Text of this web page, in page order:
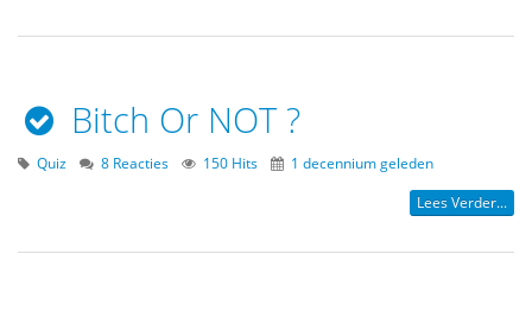
Bitch Or NOT ?
Quiz 8 Reacties 150 Hits 1 decennium geleden
Lees Verder...